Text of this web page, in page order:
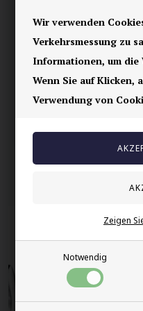
Wir verwenden
Verkehrsmessung zu
Informationen, um die
Wenn Sie auf Klicken,
Verwendung von
Notwendig
Zeigen
Ihre Sicherheit
Vorrätig
E-mark webshop
100% nikkelfrei schmuck
Lieferung 2-4 Tage
60 Tage Rückgabe
Andere